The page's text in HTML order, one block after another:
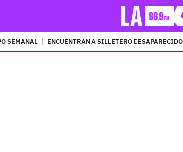
SEMANAL ENCUENTRAN A SILLETERO DESAPARECIDO